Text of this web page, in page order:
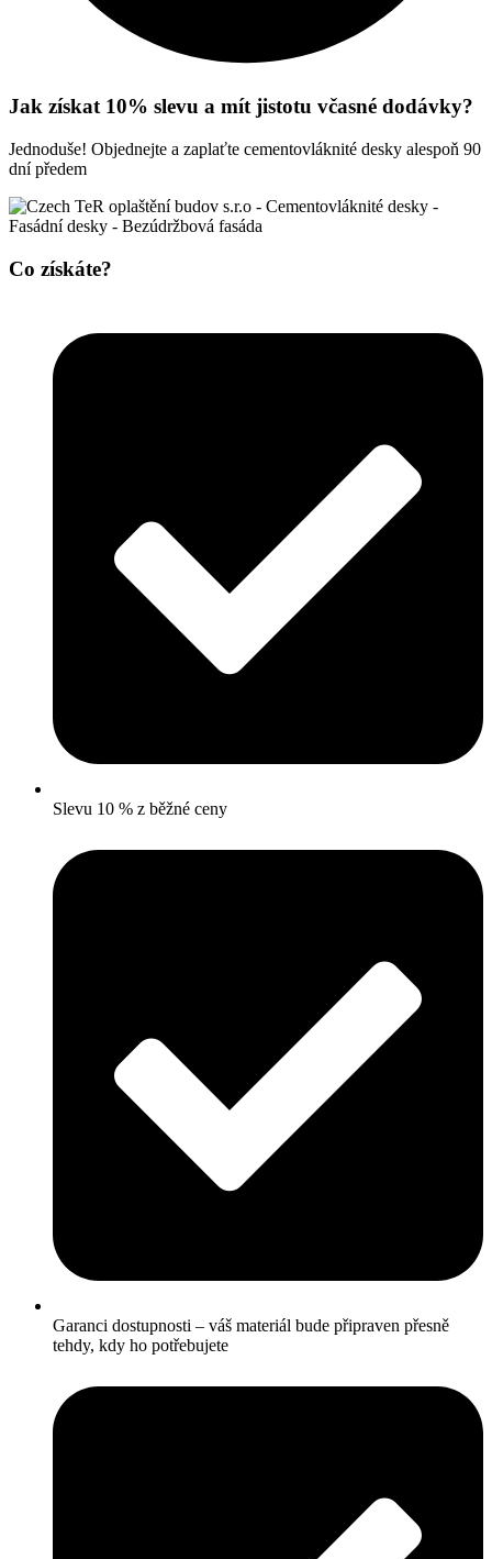
Jak získat 10% slevu a mít jistotu včasné dodávky?
Jednoduše! Objednejte a zaplaťte cementovláknité desky alespoň 90
dní předem
Co získáte?
Slevu 10 % z běžné ceny
Garanci dostupnosti – váš materiál bude připraven přesně
tehdy, kdy ho potřebujete